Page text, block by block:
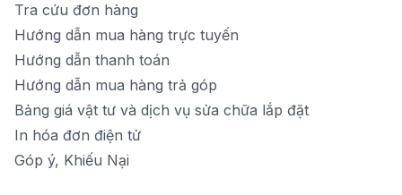
Tra cứu đơn hàng
Hướng dẫn mua hàng trực tuyến
Hướng dẫn thanh toán
Hướng dẫn mua hàng trả góp
Bảng giá vật tư và dịch vụ sửa chữa lắp đặt
In hóa đơn điện tử
Góp ý, Khiếu Nại